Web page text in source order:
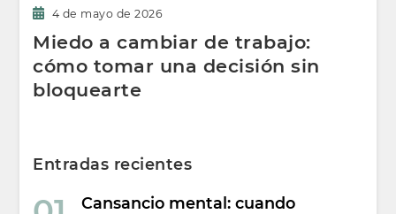
4 de mayo de 2026
Miedo a cambiar de trabajo:
cómo tomar una decisión sin
bloquearte
Entradas recientes
Cansancio mental: cuando